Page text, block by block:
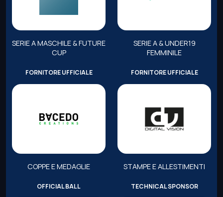
SERIE A MASCHILE & FUTURE
CUP
SERIE A & UNDER19
FEMMINILE
FORNITORE UFFICIALE
COPPE E MEDAGLIE
FORNITORE UFFICIALE
STAMPE E ALLESTIMENTI
OFFICIAL BALL TECHNICAL SPONSOR